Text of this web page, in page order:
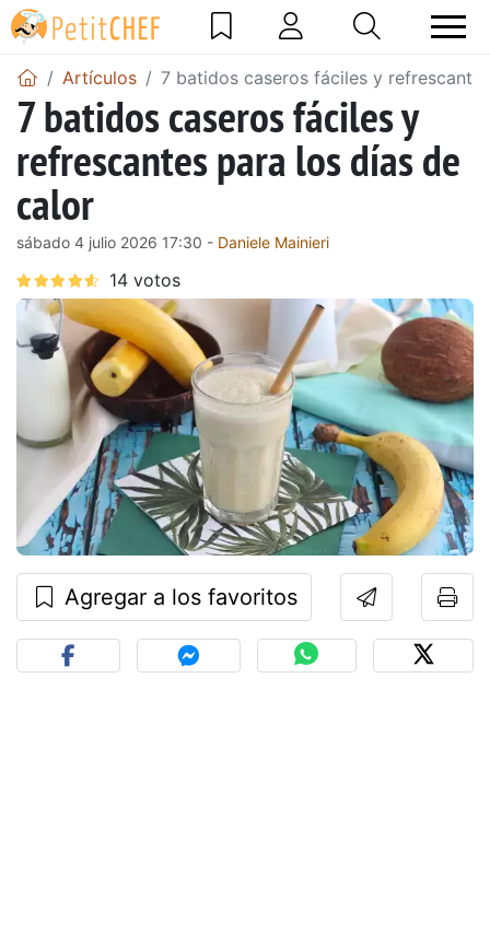
Artículos 7 batidos caseros fáciles y
7 batidos caseros fáciles y
refrescantes para los días de
calor
sábado 4 julio 2026 17:30 - Daniele Mainieri
Agregar a los favoritos